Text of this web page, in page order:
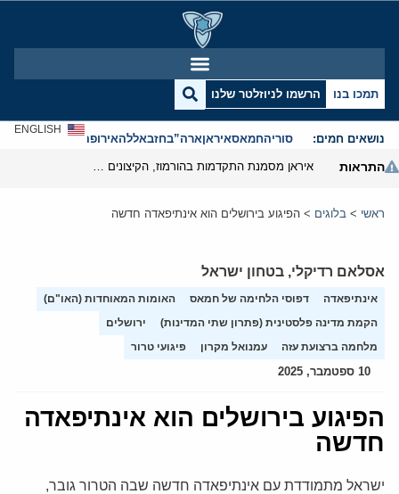
תמכו בנו הרשמו לניוזלטר שלנו
נושאים חמים: סוריהחמאסאיראןארה”בחזבאללהאירופהאנטישמיות
ENGLISH
התראות
ראשי > בלוגים > הפיגוע בירושלים הוא אינתיפאדה חדשה
אסלאם רדיקלי, בטחון ישראל
אינתיפאדה דפוסי הלחימה של חמאס
האומות המאוחדות (האו"ם)
הקמת מדינה פלסטינית (פתרון שתי המדינות)
ירושלים
מלחמה ברצועת עזה
עמנואל מקרון פיגועי טרור
10 ספטמבר, 2025
הפיגוע בירושלים הוא אינתיפאדה
חדשה
ישראל מתמודדת עם אינתיפאדה חדשה שבה הטרור גובר,